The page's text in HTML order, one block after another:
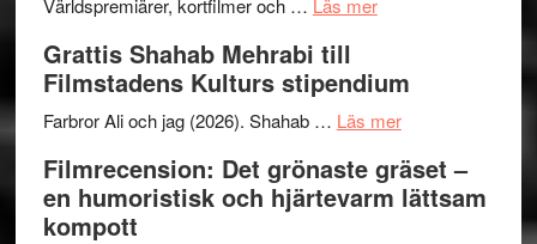
Files:
I
Want
Believe
–
Världspremiärer, kortfilmer och … Läs mer
West
presenterar
nya
titlar
Grattis Shahab Mehrabi till
Filmstadens Kulturs stipendium
Farbror Ali och jag (2026). Shahab … Läs merom
Shahab
Mehrabi
Filmrecension: Det grönaste gräset –
en humoristisk och hjärtevarm lättsam
kompott